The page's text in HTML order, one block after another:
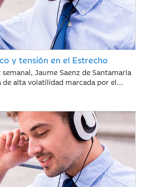
y tensión en el Estrecho
Jaume Saenz de Santamaría
de alta volatilidad marcada por el
cerca de los 90 dólares tras
A pesar de este panorama, la banca
las expectativas de resultados y la
muestra signos de moderación.